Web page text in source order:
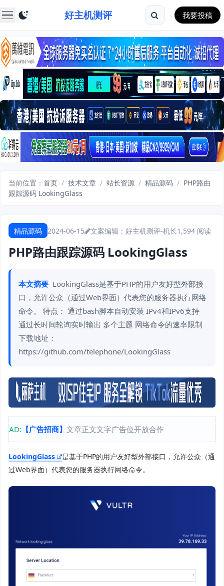
好主机测评 我要投稿
当前位置： 首页 / 技术文章 / 站长资源 / 精品源码 / PHP路由
跟踪源码 LookingGlass
精品源码 2024-06-15 文案编辑：好主机测评-机长1,594 阅读
PHP路由跟踪源码 LookingGlass
本文摘要 LookingGlass是基于PHP的用户友好型外部接
口，允许公众（通过Web界面）代表您的服务器执行网络
命令。 特点： 通过bash脚本自动安装 IPv4和IPv6支持
通过长时间轮询实时输出 多个主题 网络命令的速率限制
下载地址：
https://github.com/telephone/LookingGlass
AD: 【广告招商】 文章正文文字广告位开放合作
LookingGlass
是基于PHP的用户友好型外部接口，允许公众（通
过Web界面）代表您的服务器执行网络命令。